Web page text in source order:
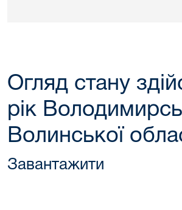
Огляд стану
рік
Волинської
Завантажити